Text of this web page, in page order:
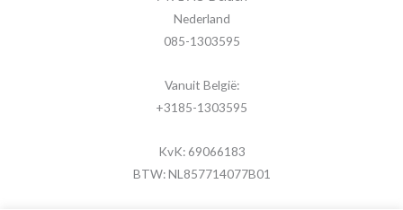
Nederland
085-1303595
Vanuit België:
+3185-1303595
KvK: 69066183
BTW: NL857714077B01